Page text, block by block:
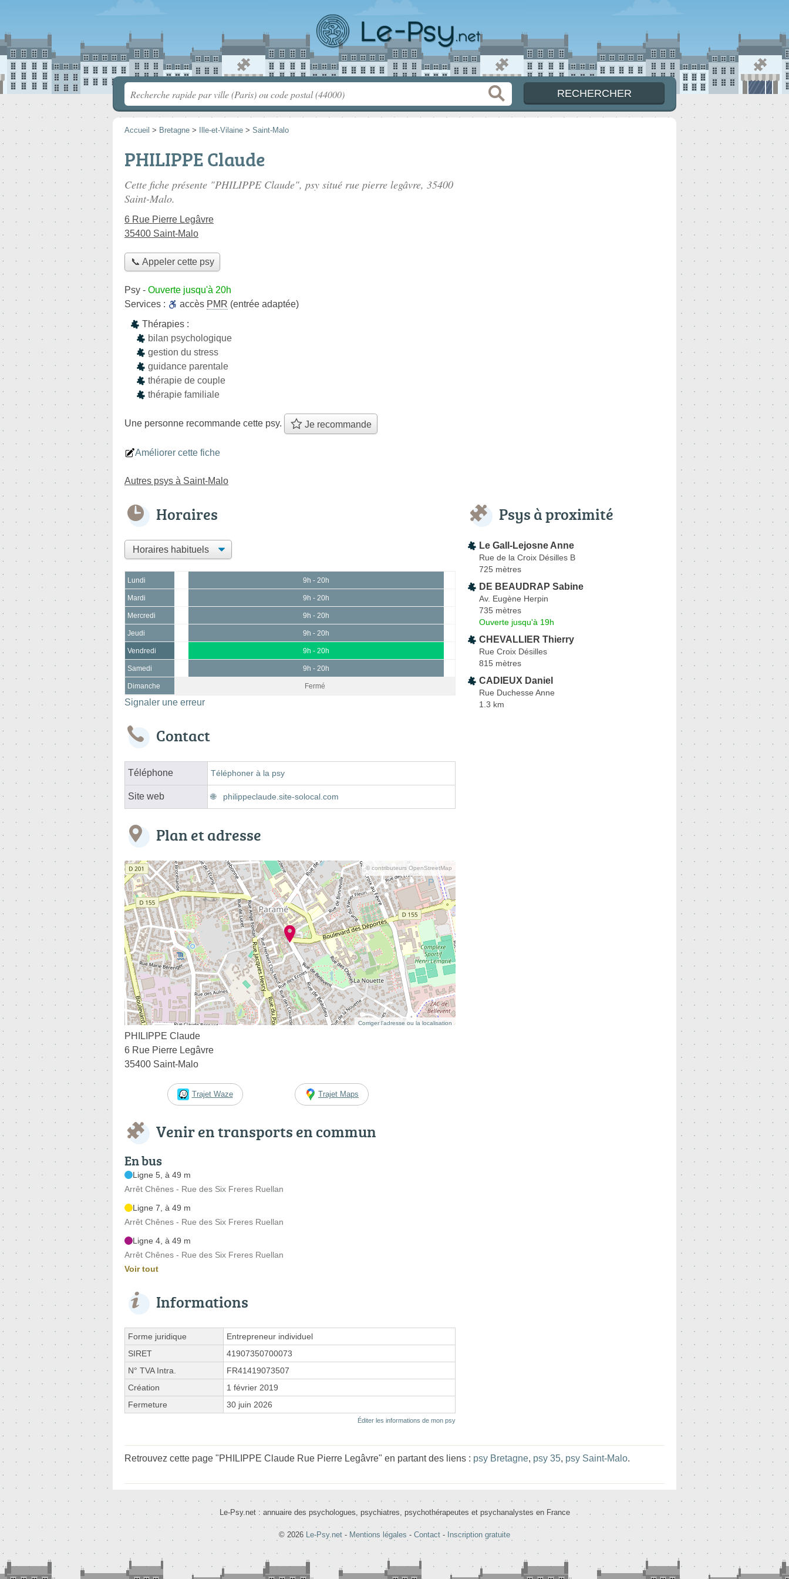
Accueil > Bretagne > Ille-et-Vilaine > Saint-Malo
PHILIPPE Claude
Cette fiche présente "PHILIPPE Claude", psy situé rue pierre legâvre, 35400
Saint-Malo.
6 Rue Pierre Legâvre
35400 Saint-Malo
📞 Appeler cette psy
Psy - Ouverte jusqu'à 20h
Services :
accès PMR (entrée adaptée)
Thérapies :
bilan psychologique
gestion du stress
guidance parentale
thérapie de couple
thérapie familiale
Une personne recommande cette psy. Je recommande
Améliorer cette fiche
Autres psys à Saint-Malo
Horaires
Lundi 9h - 20h
Mardi 9h - 20h
Mercredi 9h - 20h
Jeudi 9h - 20h
Vendredi 9h - 20h
Samedi 9h - 20h
Dimanche Fermé
Signaler une erreur
Contact
Téléphone Téléphoner à la psy
Site web philippeclaude.site-solocal.com
Plan et adresse
© contributeurs OpenStreetMap
Corriger l’adresse ou la localisation
PHILIPPE Claude
6 Rue Pierre Legâvre
35400 Saint-Malo
Trajet Waze Trajet Maps
Venir en transports en commun
En bus
Ligne 5, à 49 m
Arrêt Chênes - Rue des Six Freres Ruellan
Ligne 7, à 49 m
Arrêt Chênes - Rue des Six Freres Ruellan
Ligne 4, à 49 m
Arrêt Chênes - Rue des Six Freres Ruellan
Voir tout
Informations
Forme juridique
Entrepreneur individuel
SIRET
41907350700073
N° TVA Intra.
FR41419073507
Création
1 février 2019
Fermeture
30 juin 2026
Éditer les informations de mon psy
Psys à proximité
Le Gall-Lejosne Anne
Rue de la Croix Désilles B
725 mètres
DE BEAUDRAP Sabine
Av. Eugène Herpin
735 mètres
Ouverte jusqu'à 19h
CHEVALLIER Thierry
Rue Croix Désilles
815 mètres
CADIEUX Daniel
Rue Duchesse Anne
1.3 km
Retrouvez cette page "PHILIPPE Claude Rue Pierre Legâvre" en partant des liens : psy Bretagne, psy 35, psy Saint-Malo.
Le-Psy.net : annuaire des psychologues, psychiatres, psychothérapeutes et psychanalystes en France
© 2026 Le-Psy.net - Mentions légales - Contact - Inscription gratuite